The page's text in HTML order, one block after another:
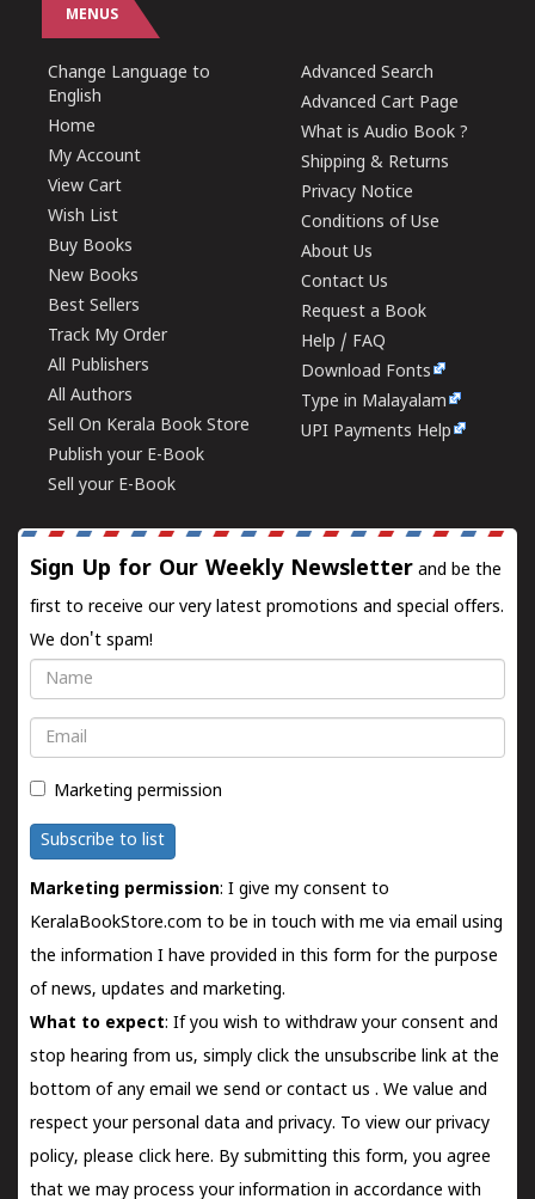
MENUS
Change Language to
English
Home
My Account
View Cart
Wish List
Buy Books
New Books
Best Sellers
Track My Order
All Publishers
All Authors
Sell On Kerala Book Store
Publish your E-Book
Sell your E-Book
Advanced Search
Advanced Cart Page
What is Audio Book ?
Shipping & Returns
Privacy Notice
Conditions of Use
About Us
Contact Us
Request a Book
Help / FAQ
Download Fonts
Type in Malayalam
UPI Payments Help
Sign Up for Our Weekly Newsletter and be the
first to receive our very latest promotions and special offers.
We don't spam!
Name
Email
Marketing permission
Subscribe to list
Marketing permission: I give my consent to
KeralaBookStore.com to be in touch with me via email using
the information I have provided in this form for the purpose
of news, updates and marketing.
What to expect: If you wish to withdraw your consent and
stop hearing from us, simply click the unsubscribe link at the
bottom of any email we send orcontact us . We value and
respect your personal data and privacy. To view our privacy
policy, please click here. By submitting this form, you agree
that we may process your information in accordance with